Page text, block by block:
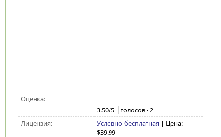
Оценка:
3.50/5 голосов -2
Лицензия:
Условно-бесплатная | Цена:
$39.99